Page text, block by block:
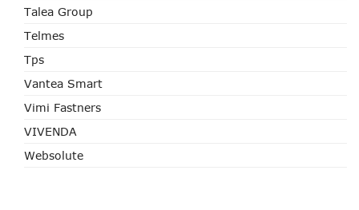
Talea Group
Telmes
Tps
Vantea Smart
Vimi Fastners
VIVENDA
Websolute